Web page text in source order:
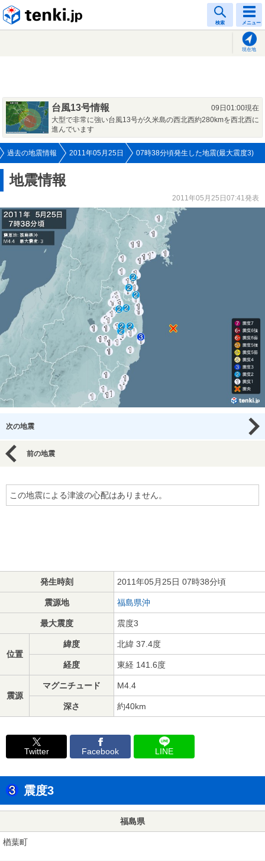
検索 メニュー
現在地
台風13号情報
09日01:00現在
大型で非常に強い台風13号が久米島の西北西約280kmを西北西に
進んでいます
過去の地震情報 2011年05月25日 07時38分頃発生した地震(最大震度3)
地震情報
2011年05月25日07:41発表
次の地震
前の地震
この地震による津波の心配はありません。
発生時刻 2011年05月25日 07時38分頃
震源地 福島県沖
最大震度 震度3
位置
緯度 北緯 37.4度
経度 東経 141.6度
震源
マグニチュード M4.4
深さ 約40km
Twitter Facebook LINE
震度3
福島県
楢葉町